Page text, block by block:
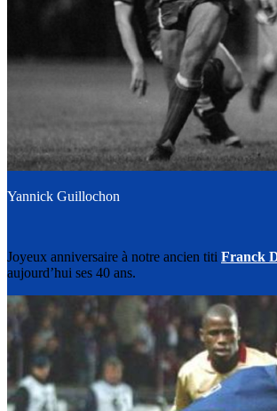
Yannick Guillochon
Joyeux anniversaire à notre ancien titi Franck
aujourd’hui ses 40 ans.